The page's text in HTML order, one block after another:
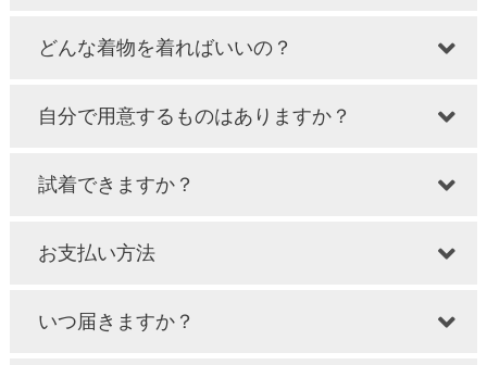
どんな着物を着ればいいの？
自分で用意するものはありますか？
試着できますか？
お支払い方法
いつ届きますか？